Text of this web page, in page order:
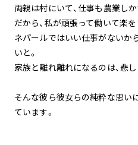
両親は村にいて、仕事も農業しか
だから、私が頑張って働いて楽
ネパールではいい仕事がないか
いと。
家族と離れ離れになるのは、悲し
そんな彼ら彼女らの純粋な思い
ています。